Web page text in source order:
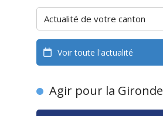
Voir toute l'actualité
Agir pour la Gironde